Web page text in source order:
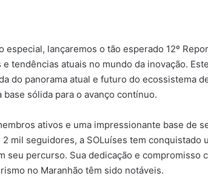
lançaremos o tão esperado 12º
tendências atuais no mundo da inovação.
do panorama atual e futuro do ecossistema
sólida para o avanço contínuo.
ativos e uma impressionante base de
mil seguidores, a SOLuíses tem conquistado
seu percurso. Sua dedicação e compromisso
no Maranhão têm sido notáveis.